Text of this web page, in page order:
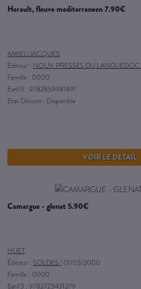
herault, fleuve mediterraneen 7.90€
AMIEL/JACQUES
Éditeur : NOUV. PRESSES DU LANGUEDOC
Famille : 0000
Ean13 : 9782859981891
Etat Dilicom : Disponible
VOIR LE DÉTAIL
camargue - glenat 5.90€
HUET
Éditeur : SOLDES | 01/03/2000
Famille : 0000
Ean13 : 9782723431279